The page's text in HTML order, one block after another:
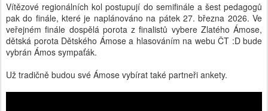
Vítězové regionálních kol postupují do semifinále a šest pedagogů
pak do finále, které je naplánováno na pátek 27. března 2026. Ve
veřejném finále dospělá porota z finalistů vybere Zlatého Ámose,
dětská porota Dětského Ámose a hlasováním na webu ČT :D bude
vybrán Ámos sympaťák.
Už tradičně budou své Ámose vybírat také partneři ankety.